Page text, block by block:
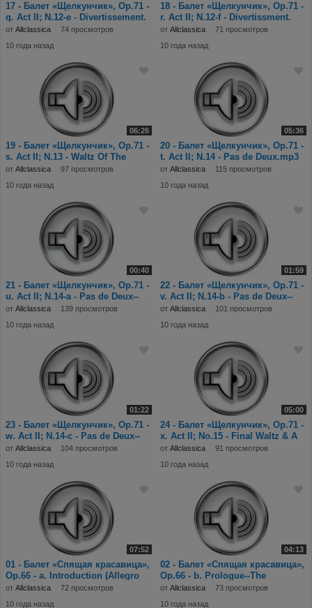
17 - Балет «Щелкунчик», Op.71 -
q. Act II; N.12-e - Divertissement.
Da
от Allclassica
74 просмотров
10 года назад
18 - Балет «Щелкунчик», Op.71 -
r. Act II; N.12-f - Divertissment.
Mot
от Allclassica
71 просмотров
10 года назад
06:26
19 - Балет «Щелкунчик», Op.71 -
s. Act II; N.13 - Waltz Of The
Flowers
от Allclassica
97 просмотров
10 года назад
05:36
20 - Балет «Щелкунчик», Op.71 -
t. Act II; N.14 - Pas de Deux.mp3
от Allclassica
115 просмотров
10 года назад
00:40
21 - Балет «Щелкунчик», Op.71 -
u. Act II; N.14-a - Pas de Deux--
Varia
от Allclassica
139 просмотров
10 года назад
01:59
22 - Балет «Щелкунчик», Op.71 -
v. Act II; N.14-b - Pas de Deux--
Varia
от Allclassica
101 просмотров
10 года назад
01:22
23 - Балет «Щелкунчик», Op.71 -
w. Act II; N.14-c - Pas de Deux--
Coda.
от Allclassica
104 просмотров
10 года назад
05:00
24 - Балет «Щелкунчик», Op.71 -
x. Act II; No.15 - Final Waltz & A
от Allclassica
91 просмотров
10 года назад
07:52
01 - Балет «Спящая красавица»,
Op.66 - a. Introduction (Allegro
vivo;
от Allclassica
72 просмотров
10 года назад
04:13
02 - Балет «Спящая красавица»,
Op.66 - b. Prologue--The
Christening; N
от Allclassica
73 просмотров
10 года назад